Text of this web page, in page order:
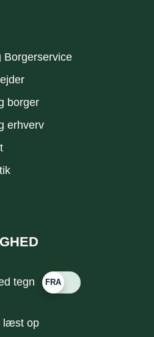
Borgerservice
borger
erhverv
tegn
læst op